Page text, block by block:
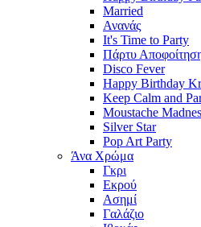
Married
Ανανάς
It's Time to Party
Πάρτυ
Disco Fever
Happy Birthday
Keep Calm and
Moustache
Silver Star
Pop Art Party
Άνα Χρώμα
Γκρι
Εκρού
Ασημί
Γαλάζιο